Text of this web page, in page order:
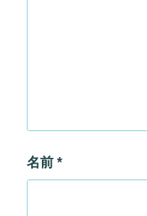
名前 *